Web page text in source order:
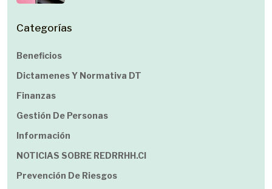
Categorías
Beneficios
Dictamenes Y Normativa DT
Finanzas
Gestión De Personas
Información
NOTICIAS SOBRE REDRRHH.cl
Prevención De Riesgos